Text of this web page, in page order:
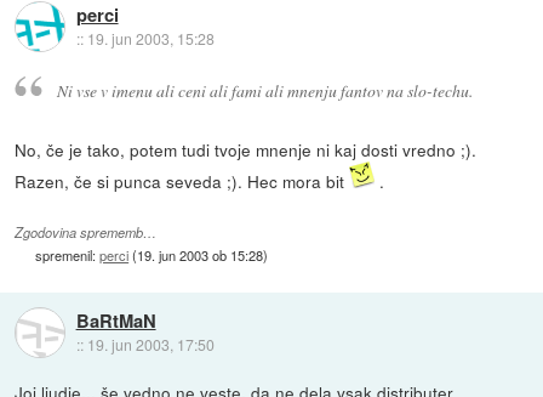
perci
:: 19. jun 2003, 15:28
Ni vse v imenu ali ceni ali fami ali mnenju fantov na slo-techu.
No, če je tako, potem tudi tvoje mnenje ni kaj dosti vredno ;).
Razen, če si punca seveda ;). Hec mora bit
.
Zgodovina sprememb…
spremenil:perci(19. jun 2003 ob 15:28)
BaRtMaN
:: 19. jun 2003, 17:50